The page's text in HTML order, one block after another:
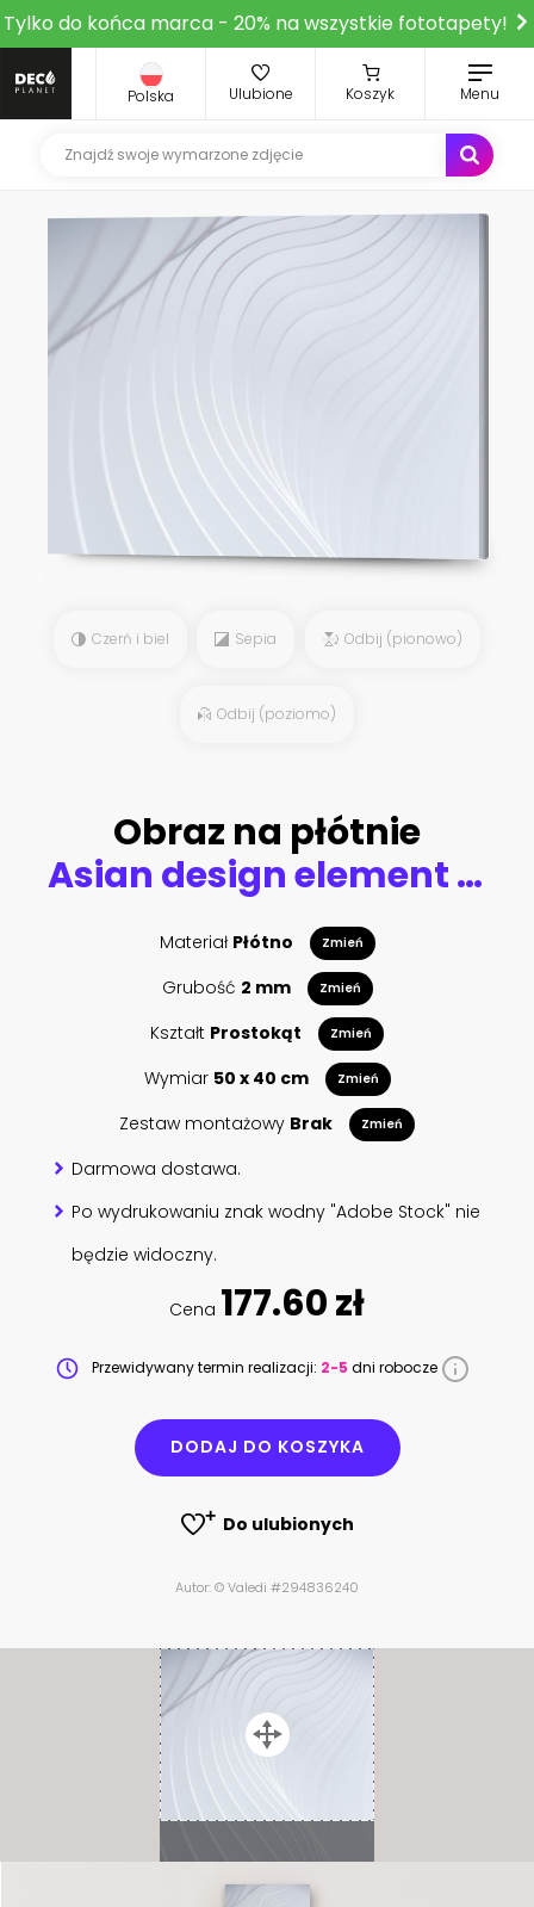
Tylko do końca marca - 20% na wszystkie fototapety!
Polska Ulubione Koszyk Menu
Czerń i biel Sepia Odbij (pionowo)
Odbij (poziomo)
Obraz na płótnie
Asian design element set. Vector decorative collection of patterns, lanterns, flowers , clouds, ornaments in chinese and japanese style.
Materiał Płótno Zmień
Grubość 2 mm Zmień
Kształt Prostokąt Zmień
Wymiar 50 x 40 cm Zmień
Zestaw montażowy Brak Zmień
Darmowa dostawa.
Po wydrukowaniu znak wodny "Adobe Stock" nie
będzie widoczny.
Cena 177.60 zł
Przewidywany termin realizacji: 2-5 dni robocze
DODAJ DO KOSZYKA
Do ulubionych
Autor: © Valedi #294836240